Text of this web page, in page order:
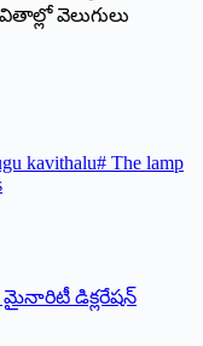
వెలుగులు
kavithalu# The lamp
మైనారిటీ డిక్లరేషన్‌